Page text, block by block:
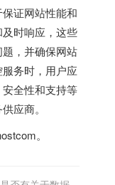
证网站性能和
时响应，这些
，并确保网站
务时，用户应
全性和支持等
应商。
。